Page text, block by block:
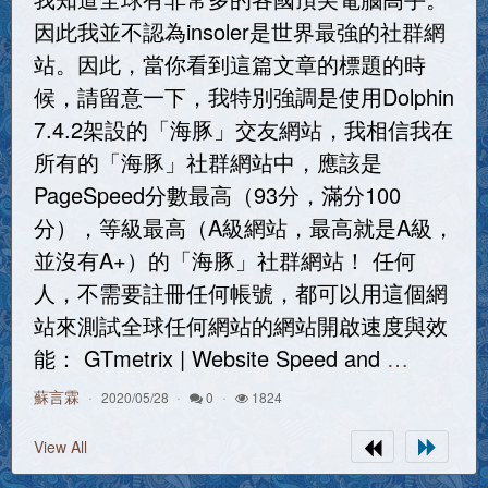
因此我並不認為insoler是世界最強的社群網
站。因此，當你看到這篇文章的標題的時
候，請留意一下，我特別強調是使用Dolphin
7.4.2架設的「海豚」交友網站，我相信我在
所有的「海豚」社群網站中，應該是
PageSpeed分數最高（93分，滿分100
分），等級最高（A級網站，最高就是A級，
並沒有A+）的「海豚」社群網站！ 任何
人，不需要註冊任何帳號，都可以用這個網
站來測試全球任何網站的網站開啟速度與效
能： GTmetrix | Website Speed and …
蘇言霖 2020/05/28 0 1824
View All